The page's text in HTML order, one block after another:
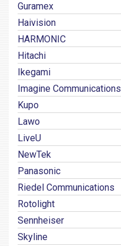
Guramex
Haivision
HARMONIC
Hitachi
Ikegami
Imagine Communications
Kupo
Lawo
LiveU
NewTek
Panasonic
Riedel Communications
Rotolight
Sennheiser
Skyline